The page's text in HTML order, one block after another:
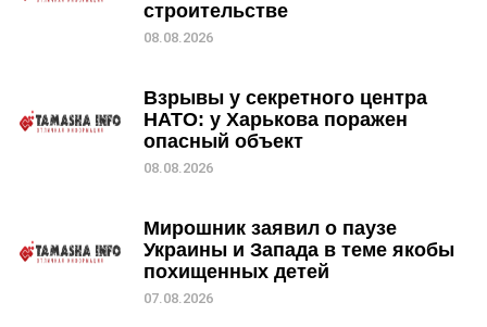
строительстве
08.08.2026
Взрывы у секретного центра
НАТО: у Харькова поражен
опасный объект
08.08.2026
Мирошник заявил о паузе
Украины и Запада в теме якобы
похищенных детей
07.08.2026